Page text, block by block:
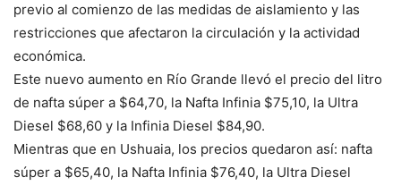
previo al comienzo de las medidas de aislamiento y las
restricciones que afectaron la circulación y la actividad
económica.
Este nuevo aumento en Río Grande llevó el precio del litro
de nafta súper a $64,70, la Nafta Infinia $75,10, la Ultra
Diesel $68,60 y la Infinia Diesel $84,90.
Mientras que en Ushuaia, los precios quedaron así: nafta
súper a $65,40, la Nafta Infinia $76,40, la Ultra Diesel